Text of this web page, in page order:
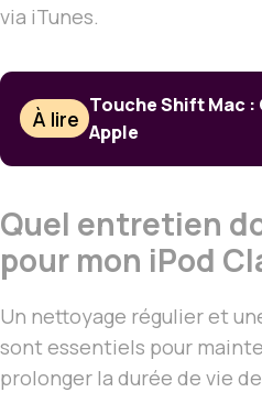
via iTunes.
À lire
Touche Shift Mac
Apple
Quel entretien
pour mon iPod
Un nettoyage régulier et
sont essentiels pour
prolonger la durée de vie